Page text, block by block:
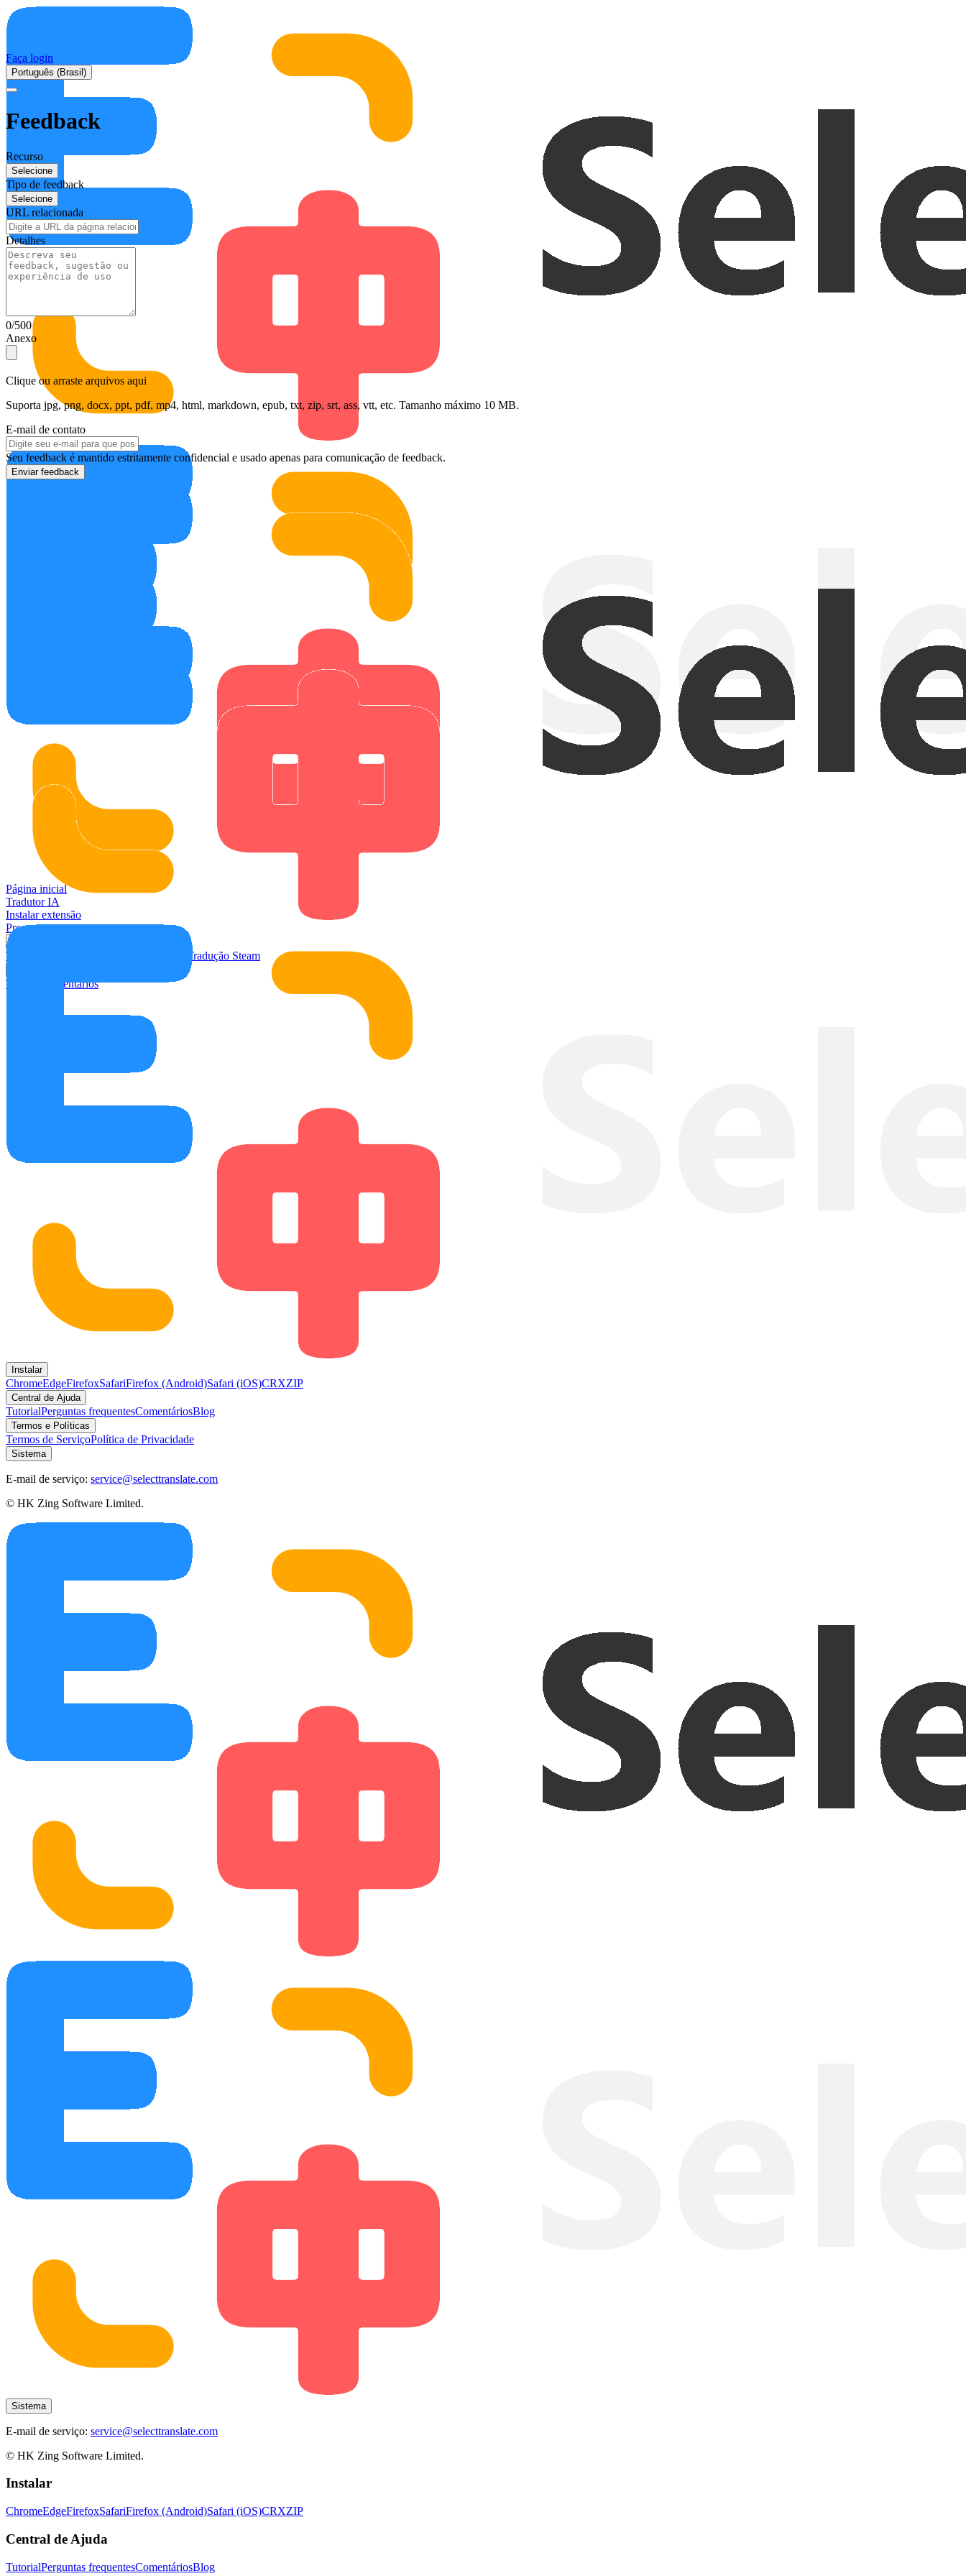
Página inicial
Tradutor IA
Instalar extensão
Preços
Tradução de vídeo Tradução Steam
Tutorial Comentários
Faça login
Português (Brasil)
Feedback
Recurso
Selecione
Tipo de feedback
Selecione
URL relacionada
Detalhes
0/500
Anexo
Clique ou arraste arquivos aqui
Suporta jpg, png, docx, ppt, pdf, mp4, html, markdown, epub, txt, zip, srt, ass, vtt, etc. Tamanho máximo 10 MB.
E-mail de contato
Seu feedback é mantido estritamente confidencial e usado apenas para comunicação de feedback.
Enviar feedback
Instalar
ChromeEdgeFirefoxSafariFirefox (Android)Safari (iOS)CRXZIP
Central de Ajuda
TutorialPerguntas frequentesComentáriosBlog
Termos e Políticas
Termos de ServiçoPolítica de Privacidade
Sistema
E-mail de serviço: service@selecttranslate.com
© HK Zing Software Limited.
Sistema
E-mail de serviço: service@selecttranslate.com
© HK Zing Software Limited.
Instalar
ChromeEdgeFirefoxSafariFirefox (Android)Safari (iOS)CRXZIP
Central de Ajuda
TutorialPerguntas frequentesComentáriosBlog